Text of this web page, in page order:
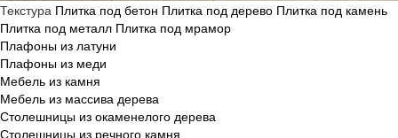
Текстура Плитка под бетон Плитка под дерево Плитка под камень
Плитка под металл Плитка под мрамор
Плафоны из латуни
Плафоны из меди
Мебель из камня
Мебель из массива дерева
Столешницы из окаменелого дерева
Столешницы из речного камня